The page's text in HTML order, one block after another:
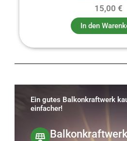
15,00 €
In den
Ein gutes Balkonkraftwerk
einfacher!